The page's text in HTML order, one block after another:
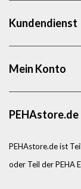
Kundendienst
Mein Konto
PEHAstore.de
PEHAstore.de ist
oder Teil der PEHA